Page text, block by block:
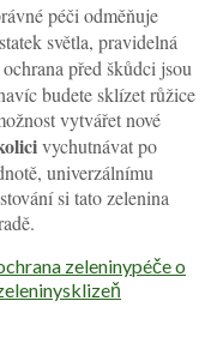
péči odměňuje
světla, pravidelná
před škůdci jsou
budete sklízet růžice
vytvářet nové
vychutnávat po
univerzálnímu
si tato zelenina
zeleninypéče o
sklizeň